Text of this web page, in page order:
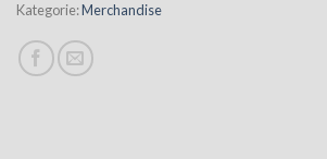
Kategorie:Merchandise